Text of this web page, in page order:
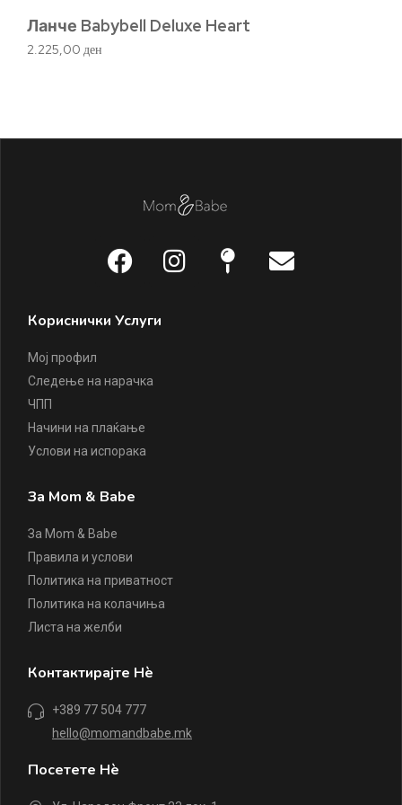
Ланче Babybell Deluxe Heart
2.225,00 ден
Кориснички Услуги
Мој профил
Следење на нарачка
ЧПП
Начини на плаќање
Услови на испорака
За Mom & Babe
За Mom & Babe
Правила и услови
Политика на приватност
Политика на колачиња
Листа на желби
Контактирајте Нè
+389 77 504 777
hello@momandbabe.mk
Посетете Нè